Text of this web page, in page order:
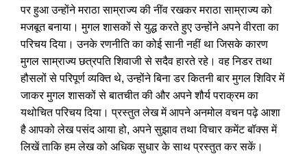
पर हुआ उन्होंने मराठा साम्राज्य की नींव रखकर मराठा साम्राज्य को
मजबूत बनाया। मुगल शासकों से युद्ध करते हुए उन्होंने अपने वीरता का
परिचय दिया। उनके रणनीति का कोई सानी नहीं था जिसके कारण
मुगल साम्राज्य छत्रपति शिवाजी से सदैव हारते रहे। वह निडर तथा
हौसलों से परिपूर्ण व्यक्ति थे, उन्होंने बिना डर कितनी बार मुगल शिविर में
जाकर मुगल शासकों से बातचीत की और अपने शौर्य पराक्रम का
यथोचित परिचय दिया। प्रस्तुत लेख में आपने अनमोल वचन पढ़े आशा
है आपको लेख पसंद आया हो, अपने सुझाव तथा विचार कमेंट बॉक्स में
लिखें ताकि हम लेख को अधिक सुधार के साथ प्रस्तुत कर सकें।